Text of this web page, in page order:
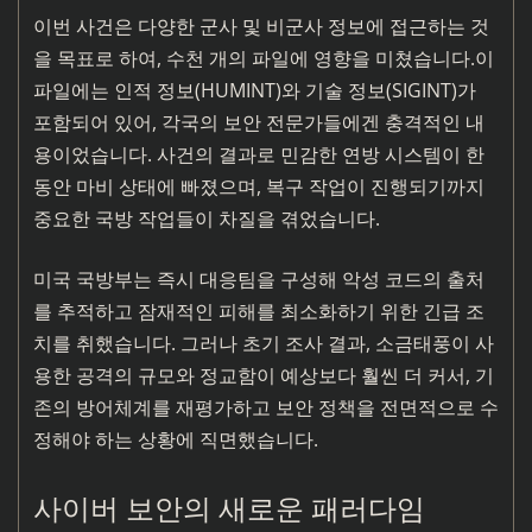
이번 사건은 다양한 군사 및 비군사 정보에 접근하는 것
을 목표로 하여, 수천 개의 파일에 영향을 미쳤습니다.이
파일에는 인적 정보(HUMINT)와 기술 정보(SIGINT)가
포함되어 있어, 각국의 보안 전문가들에겐 충격적인 내
용이었습니다. 사건의 결과로 민감한 연방 시스템이 한
동안 마비 상태에 빠졌으며, 복구 작업이 진행되기까지
중요한 국방 작업들이 차질을 겪었습니다.
미국 국방부는 즉시 대응팀을 구성해 악성 코드의 출처
를 추적하고 잠재적인 피해를 최소화하기 위한 긴급 조
치를 취했습니다. 그러나 초기 조사 결과, 소금태풍이 사
용한 공격의 규모와 정교함이 예상보다 훨씬 더 커서, 기
존의 방어체계를 재평가하고 보안 정책을 전면적으로 수
정해야 하는 상황에 직면했습니다.
사이버 보안의 새로운 패러다임